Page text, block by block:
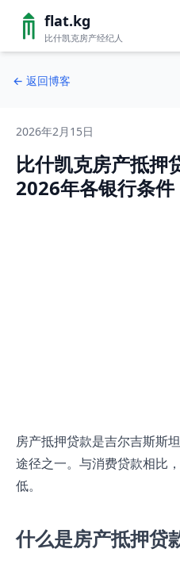
flat.kg
比什凯克房产经纪人
← 返回博客
2026年2月15日
比什凯克房产抵押
2026年各银行条件
房产抵押贷款是吉尔吉斯斯
途径之一。与消费贷款相比
低。
什么是房产抵押贷